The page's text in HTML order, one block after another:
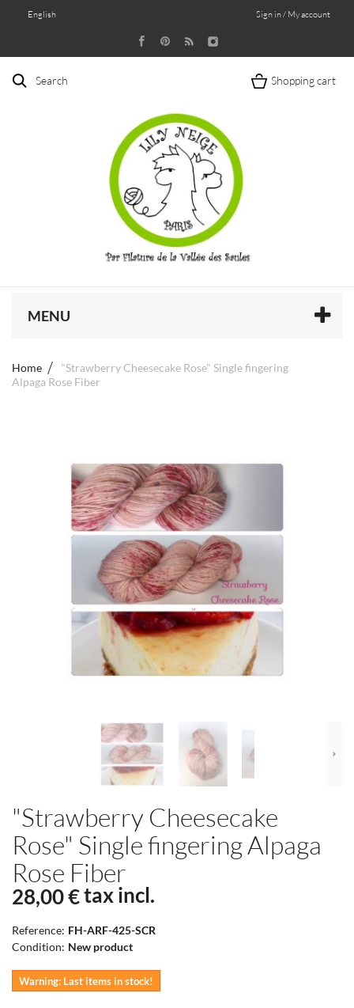
English Sign in / My account
Search Shopping cart
MENU
Home
"Strawberry Cheesecake Rose" Single fingering
Alpaga Rose Fiber
"Strawberry Cheesecake
Rose" Single fingering Alpaga
Rose Fiber
28,00 €tax incl.
Reference: FH-ARF-425-SCR
Condition: New product
Warning: Last items in stock!